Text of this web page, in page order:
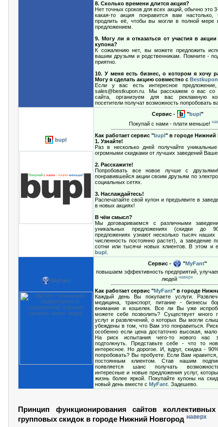
8. Сколько времени длится акция?
Нет точных сроков для всех акций, обычно это
какая-то акция понравится вам
продлить её, чтобы вы могли в полной мере
предложением.
9. Могу ли я отказаться от участия в
купона?
К сожалению нет, вы можете предложить
вашим друзьям и родственникам. Помните -
приятно.
10. У меня есть бизнес, о котором я хочу
Могу я сделать акцию совместно с Bestkupon
Если у вас есть интересное
sales@bestkupon.ru. Мы расскажем о вас со
сайта, организуем для вас рекламную
посетители получат возможность попробовать
bupl
Сервис - "bupl"
Покупай с нами - плати меньше!
Как работает сервис "bupl " в городе Нижний
1. Узнайте!
Раз в несколько дней получайте
огромными скидками от лучших заведений
2. Расскажите!
Попробовать все новое лучше с
понравившейся акции своим друзьям по
социальных сетях.
3. Наслаждайтесь!
Распечатайте свой купон и предъявите в
в новых акциях!
В чём смысл?
Мы договариваемся с различными
уникальных предложениях (скидки до
предложениях узнают несколько тысяч наших
численность постоянно растет), а заведение
сотни или тысячи новых клиентов. В этом и
bupl .
MyFant
Сервис - "MyFant"
повышаем эффективность предприятий,
людей наверх
Как работает сервис "MyFant" в городе
Каждый день Вы покупаете услуги.
медицина, транспорт, питание - бизнесы
внимание и кошелек. Все ли Вы уже
можете себе позволить? Существует много
услуг и развлечений, о которых Вы могли
убеждены в том, что Вам это понравиться.
особенно если цена достаточно высокая,
На риск испытания чего-то нового нас
подтолкнуть. Представьте себе - что то
интересное. Но дорогое. И, вдруг, скидка -
попробовать? Вы пробуете. Если Вам
постоянным клиентом. Став нашим
появляется шанс получать
интересные и новые предложения услуг,
жизнь более яркой. Покупайте купоны на
новый день вместе с MyFant. Задешево.
Принцип функционирования сайтов
групповых скидок в городе Нижний Новгород наверх